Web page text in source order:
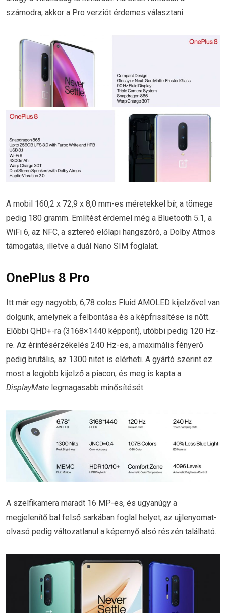
számodra, akkor a Pro verziót érdemes választani.
A mobil 160,2 x 72,9 x 8,0 mm-es méretekkel bír, a tömege
pedig 180 gramm. Említést érdemel még a Bluetooth 5.1, a
WiFi 6, az NFC, a sztereó előlapi hangszóró, a Dolby Atmos
támogatás, illetve a duál Nano SIM foglalat.
OnePlus 8 Pro
Itt már egy nagyobb, 6,78 colos Fluid AMOLED kijelzővel van
dolgunk, amelynek a felbontása és a képfrissítése is nőtt.
Előbbi QHD+-ra (3168×1440 képpont), utóbbi pedig 120 Hz-
re. Az érintésérzékelés 240 Hz-es, a maximális fényerő
pedig brutális, az 1300 nitet is elérheti. A gyártó szerint ez
most a legjobb kijelző a piacon, és meg is kapta a
DisplayMate legmagasabb minősítését.
A szelfikamera maradt 16 MP-es, és ugyanúgy a
megjelenítő bal felső sarkában foglal helyet, az ujjlenyomat-
olvasó pedig változatlanul a képernyő alsó részén található.